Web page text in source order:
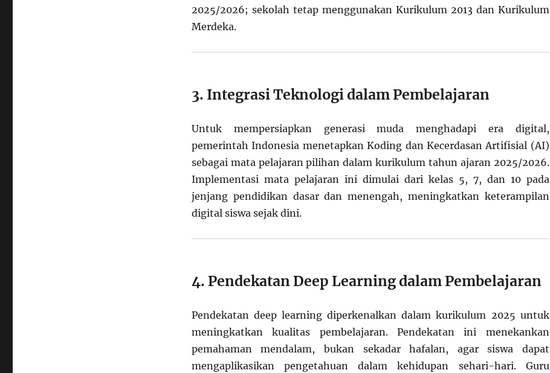
2025/2026; sekolah tetap menggunakan Kurikulum 2013 dan Kurikulum
Merdeka.
3. Integrasi Teknologi dalam Pembelajaran
Untuk mempersiapkan generasi muda menghadapi era digital,
pemerintah Indonesia menetapkan Koding dan Kecerdasan Artifisial (AI)
sebagai mata pelajaran pilihan dalam kurikulum tahun ajaran 2025/2026.
Implementasi mata pelajaran ini dimulai dari kelas 5, 7, dan 10 pada
jenjang pendidikan dasar dan menengah, meningkatkan keterampilan
digital siswa sejak dini.
4. Pendekatan Deep Learning dalam Pembelajaran
Pendekatan deep learning diperkenalkan dalam kurikulum 2025 untuk
meningkatkan kualitas pembelajaran. Pendekatan ini menekankan
pemahaman mendalam, bukan sekadar hafalan, agar siswa dapat
mengaplikasikan pengetahuan dalam kehidupan sehari-hari. Guru